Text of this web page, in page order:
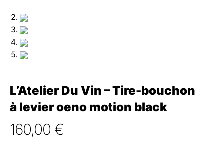
L’Atelier Du Vin – Tire-bouchon
à levier oeno motion black
160,00 €